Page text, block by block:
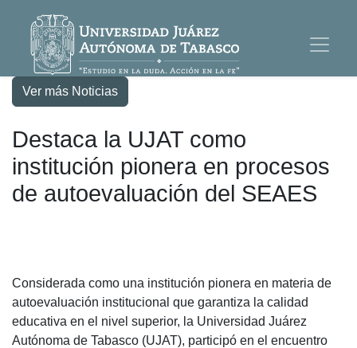
Ver más Noticias
Destaca la UJAT como
institución pionera en procesos
de autoevaluación del SEAES
Considerada como una institución pionera en materia de
autoevaluación institucional que garantiza la calidad
educativa en el nivel superior, la Universidad Juárez
Autónoma de Tabasco (UJAT), participó en el encuentro